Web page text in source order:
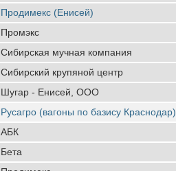
Продимекс (Енисей)
Промэкс
Сибирская мучная компания
Сибирский крупяной центр
Шугар - Енисей, ООО
Русагро (вагоны по базису Краснодар)
АБК
Бета